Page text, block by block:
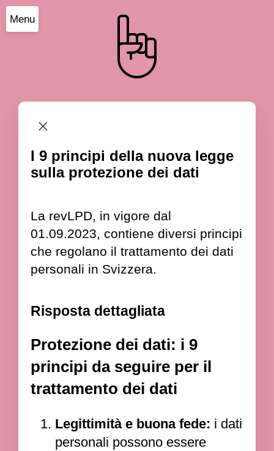
Menu
I 9 principi della nuova legge
sulla protezione dei dati
La revLPD, in vigore dal
01.09.2023, contiene diversi principi
che regolano il trattamento dei dati
personali in Svizzera.
Risposta dettagliata
Protezione dei dati: i 9
principi da seguire per il
trattamento dei dati
Legittimità e buona fede: i dati
personali possono essere